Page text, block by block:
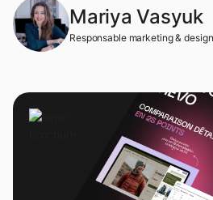
Mariya Vasyuk
Responsable marketing &